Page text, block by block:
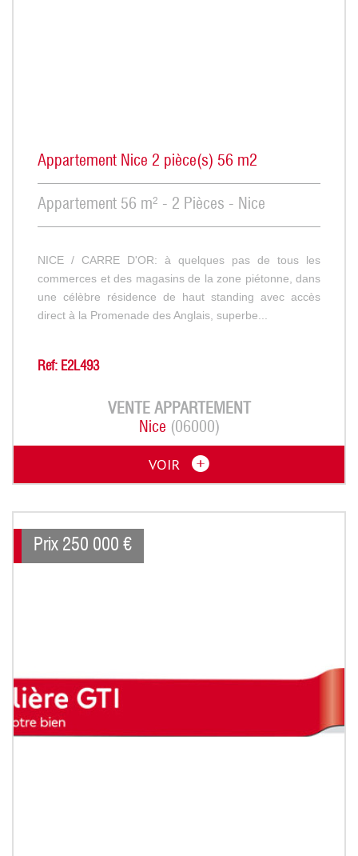
Appartement Nice 2 pièce(s) 56 m2
Appartement 56 m² - 2 Pièces - Nice
NICE / CARRE D'OR: à quelques pas de tous les
commerces et des magasins de la zone piétonne, dans
une célèbre résidence de haut standing avec accès
direct à la Promenade des Anglais, superbe...
Ref: E2L493
VENTE APPARTEMENT
Nice (06000)
VOIR
Prix 250 000 €